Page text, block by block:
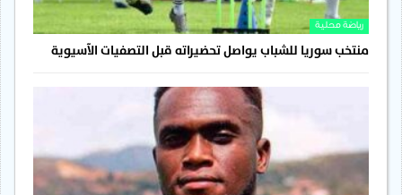
رياضة محلية
منتخب سوريا للشباب يواصل تحضيراته قبل التصفيات الآسيوية